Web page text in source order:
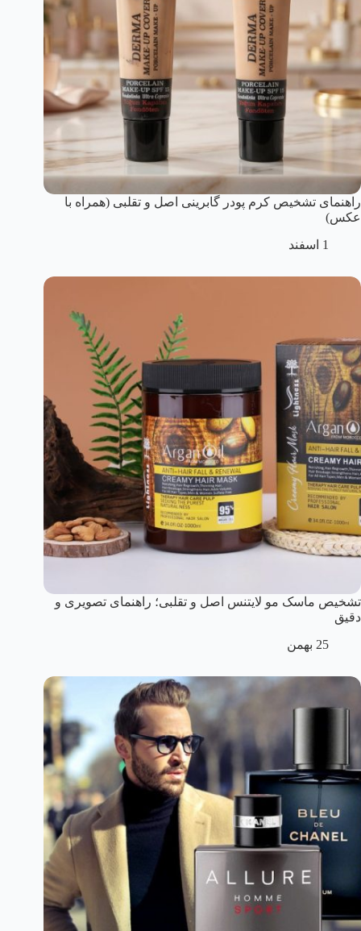
راهنمای تشخیص کرم پودر گابرینی اصل و تقلبی (همراه با
عکس)
1 اسفند
تشخیص ماسک مو لایتنس اصل و تقلبی؛ راهنمای تصویری و
دقیق
25 بهمن